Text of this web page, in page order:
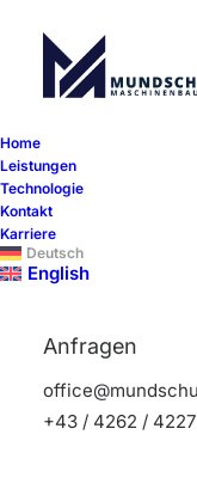
Home
Leistungen
Technologie
Kontakt
Karriere
Deutsch
English
Anfragen
+43 / 4262 / 4227
1.